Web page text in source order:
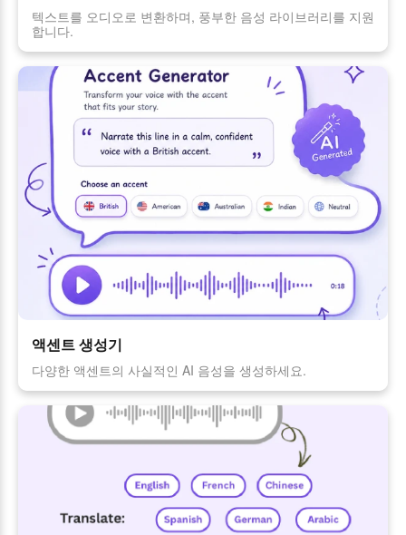
텍스트를 오디오로 변환하며, 풍부한 음성 라이브러리를 지원
합니다.
액센트 생성기
다양한 액센트의 사실적인 AI 음성을 생성하세요.